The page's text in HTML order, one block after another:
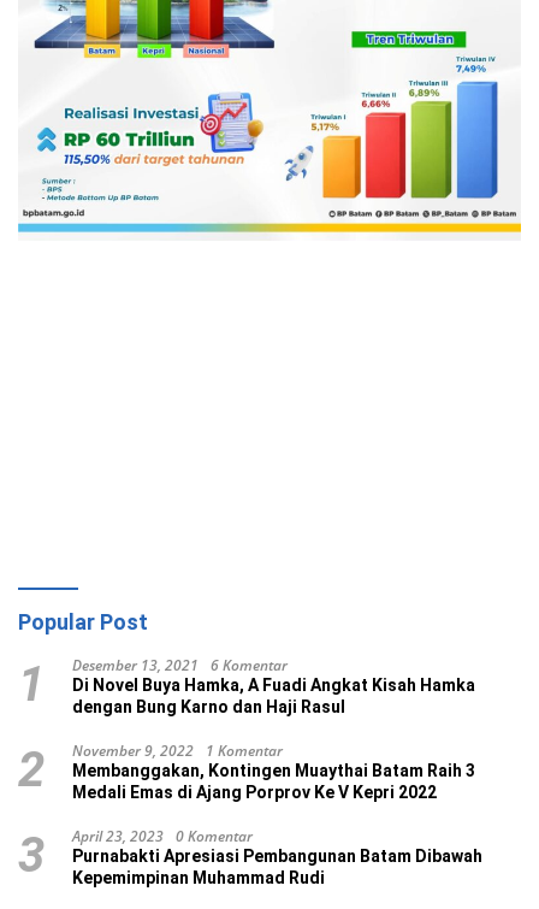
Popular Post
1 Desember 13, 2021 6 Komentar
Di Novel Buya Hamka, A Fuadi Angkat Kisah Hamka
dengan Bung Karno dan Haji Rasul
2 November 9, 2022 1 Komentar
Membanggakan, Kontingen Muaythai Batam Raih 3
Medali Emas di Ajang Porprov Ke V Kepri 2022
3 April 23, 2023 0 Komentar
Purnabakti Apresiasi Pembangunan Batam Dibawah
Kepemimpinan Muhammad Rudi